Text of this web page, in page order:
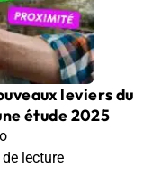
leviers du
étude 2025
lecture